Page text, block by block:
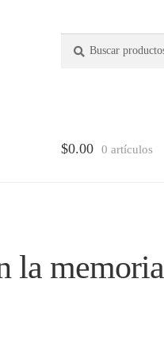
por:
$0.00 0 artículos
la memoria